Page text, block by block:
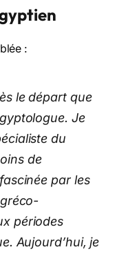
:
le départ que
Je
du
de
par les
périodes
Aujourd’hui, je